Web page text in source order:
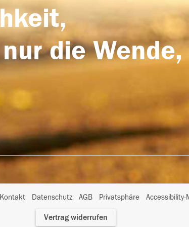
die
Datenschutz AGB Privatsphäre
I
Vertrag widerrufen